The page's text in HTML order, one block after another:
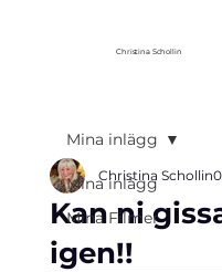
Christina Schollin
Mina inlägg
Mina Filmer
Mina inlägg
Kan ni
igen!!
Christina Schollin